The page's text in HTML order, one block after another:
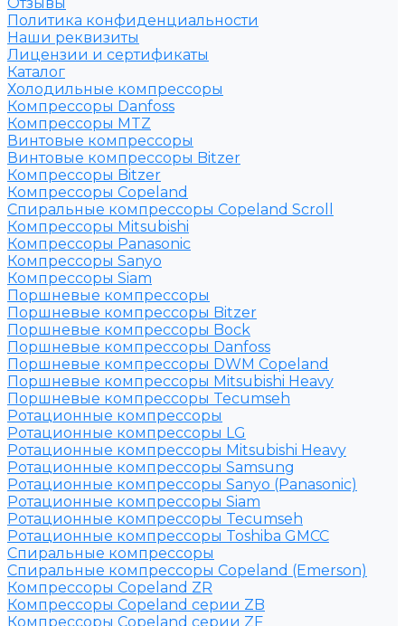
Политика конфиденциальности
Наши реквизиты
Лицензии и сертификаты
Каталог
Холодильные компрессоры
Компрессоры Danfoss
Компрессоры MTZ
Винтовые компрессоры
Винтовые компрессоры Bitzer
Компрессоры Bitzer
Компрессоры Copeland
Спиральные компрессоры Copeland Scroll
Компрессоры Mitsubishi
Компрессоры Panasonic
Компрессоры Sanyo
Компрессоры Siam
Поршневые компрессоры
Поршневые компрессоры Bitzer
Поршневые компрессоры Bock
Поршневые компрессоры Danfoss
Поршневые компрессоры DWM Copeland
Поршневые компрессоры Mitsubishi Heavy
Поршневые компрессоры Tecumseh
Ротационные компрессоры
Ротационные компрессоры LG
Ротационные компрессоры Mitsubishi Heavy
Ротационные компрессоры Samsung
Ротационные компрессоры Sanyo (Panasonic)
Ротационные компрессоры Siam
Ротационные компрессоры Tecumseh
Ротационные компрессоры Toshiba GMCC
Спиральные компрессоры
Спиральные компрессоры Copeland (Emerson)
Компрессоры Copeland ZR
Компрессоры Copeland серии ZB
Компрессоры Copeland серии ZF